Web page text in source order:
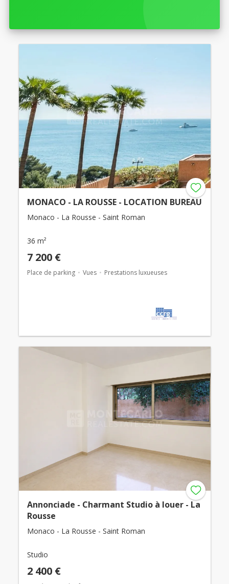
MONACO - LA ROUSSE - LOCATION BUREAU
Monaco - La Rousse - Saint Roman
36 m²
7 200 €
Place de parking Vues Prestations luxueuses
Annonciade - Charmant Studio à louer - La
Rousse
Monaco - La Rousse - Saint Roman
Studio
2 400 €